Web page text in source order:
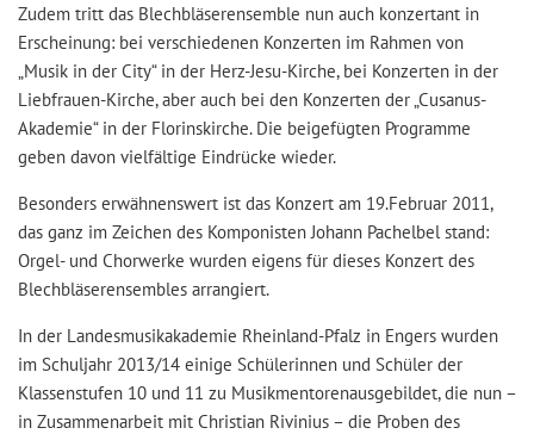
Zudem tritt das Blechbläserensemble nun auch konzertant in
Erscheinung: bei verschiedenen Konzerten im Rahmen von
„Musik in der City“ in der Herz-Jesu-Kirche, bei Konzerten in der
Liebfrauen-Kirche, aber auch bei den Konzerten der „Cusanus-
Akademie“ in der Florinskirche. Die beigefügten Programme
geben davon vielfältige Eindrücke wieder.
Besonders erwähnenswert ist das Konzert am 19.Februar 2011,
das ganz im Zeichen des Komponisten Johann Pachelbel stand:
Orgel- und Chorwerke wurden eigens für dieses Konzert des
Blechbläserensembles arrangiert.
In der Landesmusikakademie Rheinland-Pfalz in Engers wurden
im Schuljahr 2013/14 einige Schülerinnen und Schüler der
Klassenstufen 10 und 11 zu Musikmentorenausgebildet, die nun –
in Zusammenarbeit mit Christian Rivinius – die Proben des